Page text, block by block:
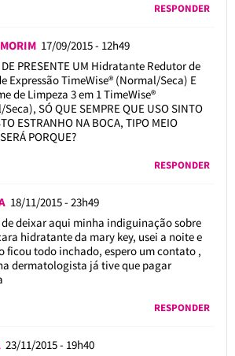
RESPONDER
17/09/2015 - 12h49
DE PRESENTE UM Hidratante Redutor de
Expressão TimeWise® (Normal/Seca) E
de Limpeza 3 em 1 TimeWise®
SÓ QUE SEMPRE QUE USO SINTO
ESTRANHO NA BOCA, TIPO MEIO
PORQUE?
RESPONDER
18/11/2015 - 23h49
deixar aqui minha indiguinação sobre
hidratante da mary key, usei a noite e
ficou todo inchado, espero um contato ,
dermatologista já tive que pagar
RESPONDER
23/11/2015 - 19h40